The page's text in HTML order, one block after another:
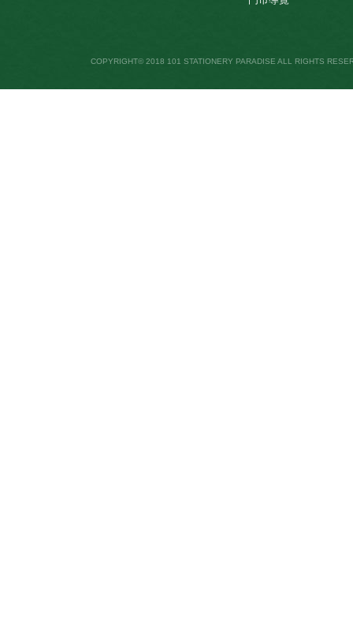
COPYRIGHT© 2018 101 STATIONERY PARADISE ALL RIGHTS